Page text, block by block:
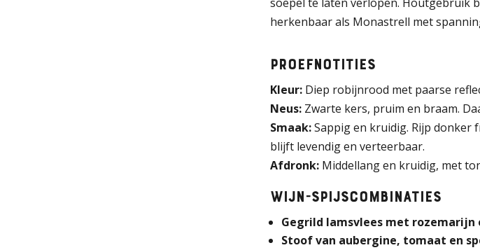
herkenbaar als Monastrell met
Proefnotities
Kleur: Diep robijnrood met paarse
Neus: Zwarte kers, pruim en braam.
Smaak:Sappig en kruidig. Rijp donker
blijft levendig en verteerbaar.
Afdronk: Middellang en kruidig, met
Wijn-spijscombinaties
Gegrild lamsvlees met rozemarijn
Stoof van aubergine, tomaat en